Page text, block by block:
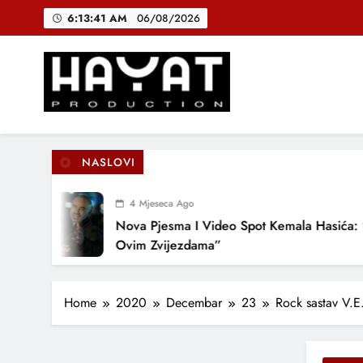
6:13:42 AM 06/08/2026
Hayat Production
Promocija domaće muzike
NASLOVI
4 Mjeseca Ago
Nova Pjesma I Video Spot Kemala Hasića: “Pod
Ovim Zvijezdama”
Home 2020 Decembar 23 Rock sastav